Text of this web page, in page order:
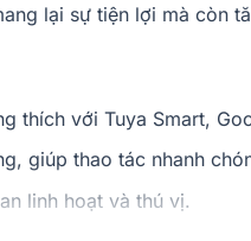
lại sự tiện lợi mà còn
thích với Tuya Smart,
giúp thao tác nhanh
linh hoạt và thú vị.